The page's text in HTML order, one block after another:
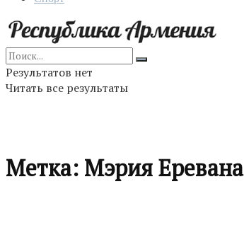
Результатов нет
Читать все результаты
Метка: Мэрия Еревана